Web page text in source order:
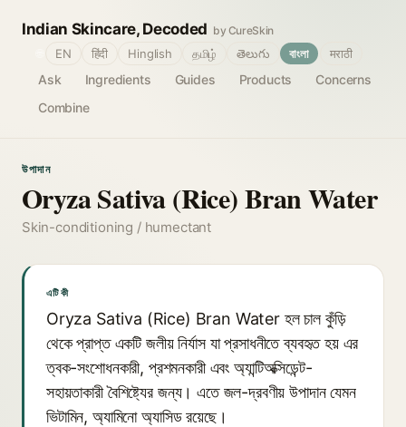
Indian Skincare, Decoded by CureSkin
Ask Ingredients Guides Products
Concerns
Combine
EN हिंदी Hinglish தமிழ் తెలుగు বাংলা मराठी
উপাদান
Oryza Sativa (Rice) Bran Water
Skin-conditioning / humectant
এটি কী
Oryza Sativa (Rice) Bran Water হল চাল কুঁড়ি
থেকে প্রাপ্ত একটি জলীয় নির্যাস যা প্রসাধনীতে ব্যবহৃত হয় এর
ত্বক-সংশোধনকারী, প্রশমনকারী এবং অ্যান্টিঅক্সিডেন্ট-
সহায়তাকারী বৈশিষ্ট্যের জন্য। এতে জল-দ্রবণীয় উপাদান যেমন
ভিটামিন, অ্যামিনো অ্যাসিড রয়েছে।